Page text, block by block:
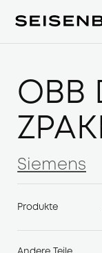
ÖBB
Siemens
Siemens
Produkte